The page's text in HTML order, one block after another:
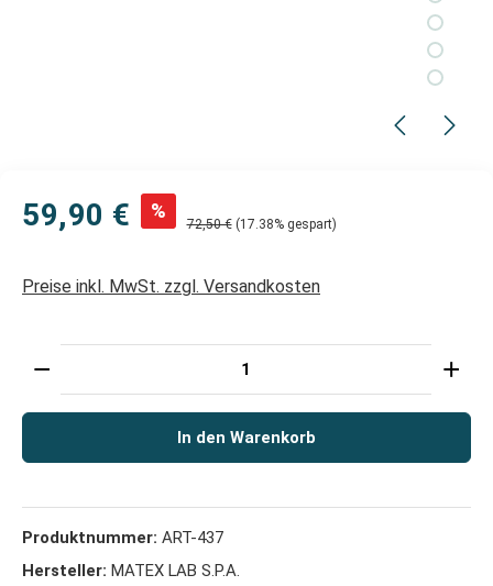
59,90 € %
72,50 € (17.38% gespart)
Preise inkl. MwSt. zzgl. Versandkosten
Produkt Anzahl: Gib den gewünschten Wert ein
In den Warenkorb
Produktnummer: ART-437
Hersteller: MATEX LAB S.P.A.